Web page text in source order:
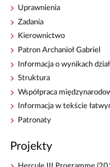
Uprawnienia
Zadania
Kierownictwo
Patron Archanioł Gabriel
Informacja o wynikach
Struktura
Współpraca
Informacja w tekście
Patronaty
Projekty